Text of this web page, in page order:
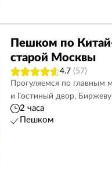
Пешком по
старой Москвы
4.7 (57)
Прогуляемся по главным
и Гостиный двор,
2 часа
Пешком